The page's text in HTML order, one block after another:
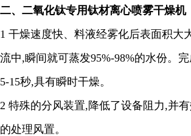
二、 二氧化钛专用钛材离心喷雾干燥机
1 干燥速度快、料液经雾化后表面积大
流中,瞬间就可蒸发95%-98%的水份。
5-15秒,具有瞬时干燥。
2 特殊的分风装置,降低了设备阻力,并
的处理风置。